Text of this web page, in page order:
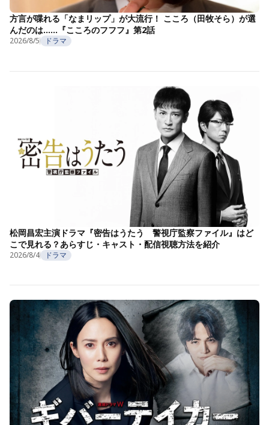
方言が喋れる「なまリップ」が大流行！ こころ（田牧そら）が選
んだのは……『こころのフフフ』第2話
2026/8/5 ドラマ
松岡昌宏主演ドラマ『密告はうたう 警視庁監察ファイル』はど
こで見れる？あらすじ・キャスト・配信視聴方法を紹介
2026/8/4 ドラマ